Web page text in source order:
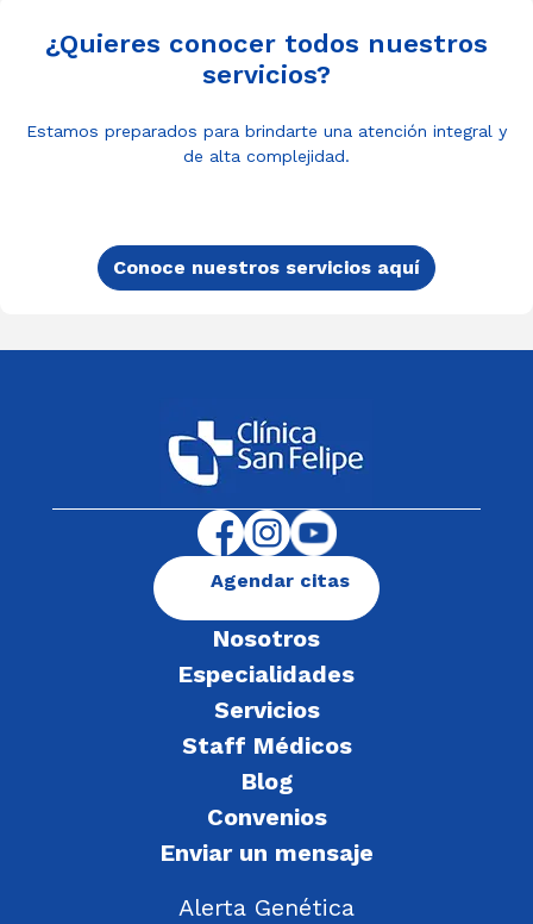
¿Quieres conocer todos nuestros
servicios?
Estamos preparados para brindarte una atención integral y
de alta complejidad.
Conoce nuestros servicios aquí
Nosotros
Especialidades
Servicios
Staff Médicos
Blog
Convenios
Enviar un mensaje
Alerta Genética
Agendar citas